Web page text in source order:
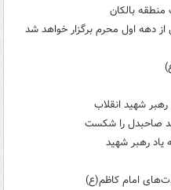
منطقه بالکان
دهه اول محرم برگزار خواهد شد
رهبر شهید انقلاب
صاحبدل را شکست
یاد رهبر شهید
امام کاظم(ع)